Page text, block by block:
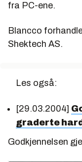
fra PC-ene.
Blancco
Shektech AS.
Les også:
[29.03.2004]
graderte
Godkjennelsen